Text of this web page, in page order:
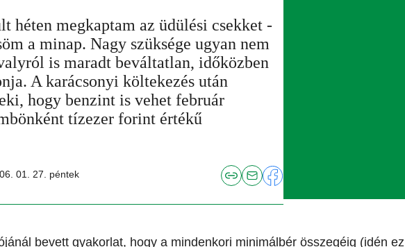
héten megkaptam az üdülési csekket -
a minap. Nagy szüksége ugyan nem
is maradt beváltatlan, időközben
A karácsonyi költekezés után
hogy benzint is vehet február
tízezer forint értékű
01. 27. péntek
bevett gyakorlat, hogy a mindenkori minimálbér összegéig (idén ez